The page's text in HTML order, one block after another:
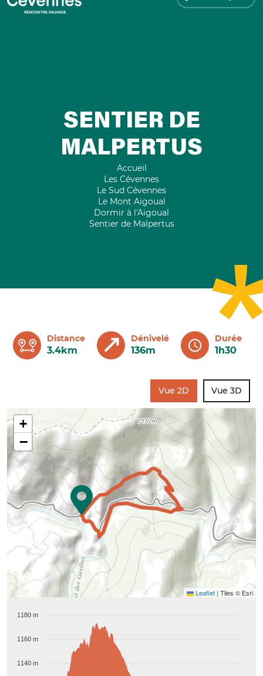
SENTIER DE
MALPERTUS
Accueil
Les Cévennes
Le Sud Cévennes
Le Mont Aigoual
Dormir à l'Aigoual
Sentier de Malpertus
Distance
3.4km
Dénivelé
136m
Durée
1h30
Vue 2D Vue 3D
+
−
Leaflet | Tiles © Esri
1180 m
1160 m
1140 m